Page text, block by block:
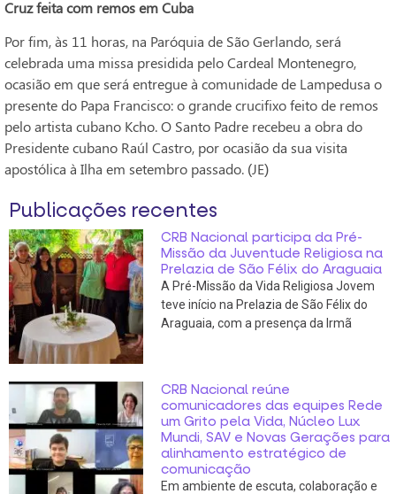
Cruz feita com remos em Cuba
Por fim, às 11 horas, na Paróquia de São Gerlando, será
celebrada uma missa presidida pelo Cardeal Montenegro,
ocasião em que será entregue à comunidade de Lampedusa o
presente do Papa Francisco: o grande crucifixo feito de remos
pelo artista cubano Kcho. O Santo Padre recebeu a obra do
Presidente cubano Raúl Castro, por ocasião da sua visita
apostólica à Ilha em setembro passado. (JE)
Publicações recentes
CRB Nacional participa da Pré-
Missão da Juventude Religiosa na
Prelazia de São Félix do Araguaia
A Pré-Missão da Vida Religiosa Jovem
teve início na Prelazia de São Félix do
Araguaia, com a presença da Irmã
CRB Nacional reúne
comunicadores das equipes Rede
um Grito pela Vida, Núcleo Lux
Mundi, SAV e Novas Gerações para
alinhamento estratégico de
comunicação
Em ambiente de escuta, colaboração e